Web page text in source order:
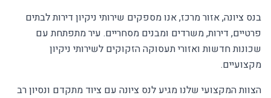
בנס ציונה, אזור מרכז, אנו מספקים שירותי ניקיון דירות לבתים
פרטיים, דירות, משרדים ומבנים מסחריים. עיר מתפתחת עם
שכונות חדשות ואזורי תעסוקה הזקוקים לשירותי ניקיון
מקצועיים.
הצוות המקצועי שלנו מגיע לנס ציונה עם ציוד מתקדם ונסיון רב